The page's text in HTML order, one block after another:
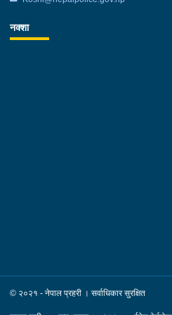
नक्शा
© २०२१ - नेपाल प्रहरी । सर्वाधिकार सुरक्षित